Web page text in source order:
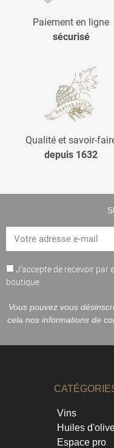
Paiement en ligne
sécurisé
Qualité et savoir-
depuis 1632
J’accepte de recevoir par
boutique
Vous pouvez vous
cela nos informations de
Vins
Huiles
Espace pro